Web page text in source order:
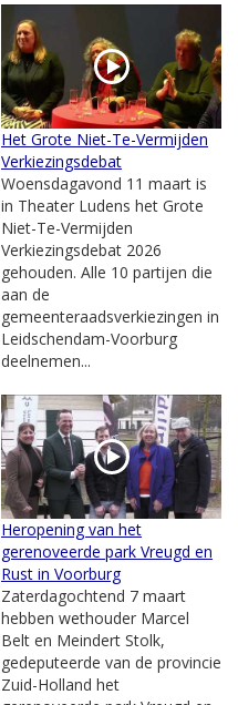
Het Grote Niet-Te-Vermijden
Verkiezingsdebat
Woensdagavond 11 maart is
in Theater Ludens het Grote
Niet-Te-Vermijden
Verkiezingsdebat 2026
gehouden. Alle 10 partijen die
aan de
gemeenteraadsverkiezingen in
Leidschendam-Voorburg
deelnemen...
Heropening van het
gerenoveerde park Vreugd en
Rust in Voorburg
Zaterdagochtend 7 maart
hebben wethouder Marcel
Belt en Meindert Stolk,
gedeputeerde van de provincie
Zuid-Holland het